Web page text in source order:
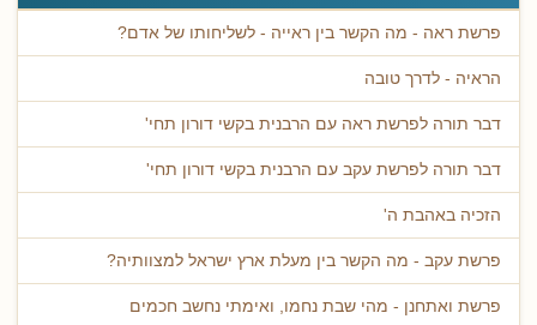
פרשת ראה - מה הקשר בין ראייה - לשליחותו של אדם?
הראיה - לדרך טובה
דבר תורה לפרשת ראה עם הרבנית בקשי דורון תחי'
דבר תורה לפרשת עקב עם הרבנית בקשי דורון תחי'
הזכיה באהבת ה'
פרשת עקב - מה הקשר בין מעלת ארץ ישראל למצוותיה?
פרשת ואתחנן - מהי שבת נחמו, ואימתי נחשב חכמים